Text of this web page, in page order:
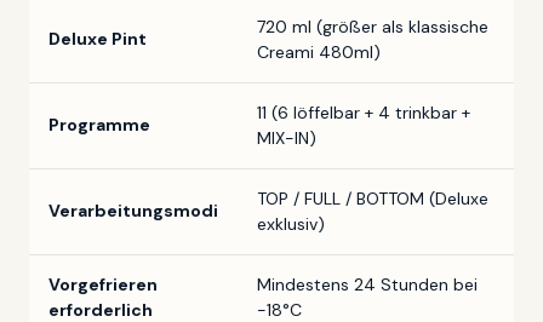
Deluxe Pint
720 ml (größer als klassische
Creami 480ml)
Programme
11 (6 löffelbar + 4 trinkbar +
MIX-IN)
Verarbeitungsmodi
TOP / FULL / BOTTOM (Deluxe
exklusiv)
Vorgefrieren
erforderlich
Mindestens 24 Stunden bei
-18°C